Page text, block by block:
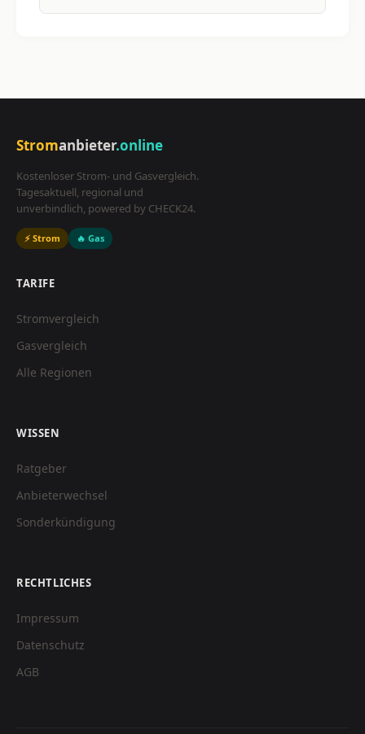
Stromanbieter.online
Kostenloser Strom- und Gasvergleich.
Tagesaktuell, regional und
unverbindlich, powered by CHECK24.
⚡ Strom 🔥 Gas
TARIFE
Stromvergleich
Gasvergleich
Alle Regionen
WISSEN
Ratgeber
Anbieterwechsel
Sonderkündigung
RECHTLICHES
Impressum
Datenschutz
AGB